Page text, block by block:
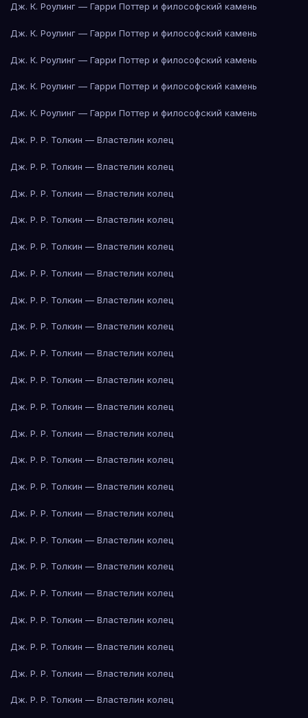
Дж. К. Роулинг — Гарри Поттер и философский камень
Дж. К. Роулинг — Гарри Поттер и философский камень
Дж. К. Роулинг — Гарри Поттер и философский камень
Дж. К. Роулинг — Гарри Поттер и философский камень
Дж. К. Роулинг — Гарри Поттер и философский камень
Дж. Р. Р. Толкин — Властелин колец
Дж. Р. Р. Толкин — Властелин колец
Дж. Р. Р. Толкин — Властелин колец
Дж. Р. Р. Толкин — Властелин колец
Дж. Р. Р. Толкин — Властелин колец
Дж. Р. Р. Толкин — Властелин колец
Дж. Р. Р. Толкин — Властелин колец
Дж. Р. Р. Толкин — Властелин колец
Дж. Р. Р. Толкин — Властелин колец
Дж. Р. Р. Толкин — Властелин колец
Дж. Р. Р. Толкин — Властелин колец
Дж. Р. Р. Толкин — Властелин колец
Дж. Р. Р. Толкин — Властелин колец
Дж. Р. Р. Толкин — Властелин колец
Дж. Р. Р. Толкин — Властелин колец
Дж. Р. Р. Толкин — Властелин колец
Дж. Р. Р. Толкин — Властелин колец
Дж. Р. Р. Толкин — Властелин колец
Дж. Р. Р. Толкин — Властелин колец
Дж. Р. Р. Толкин — Властелин колец
Дж. Р. Р. Толкин — Властелин колец
Дж. Р. Р. Толкин — Властелин колец